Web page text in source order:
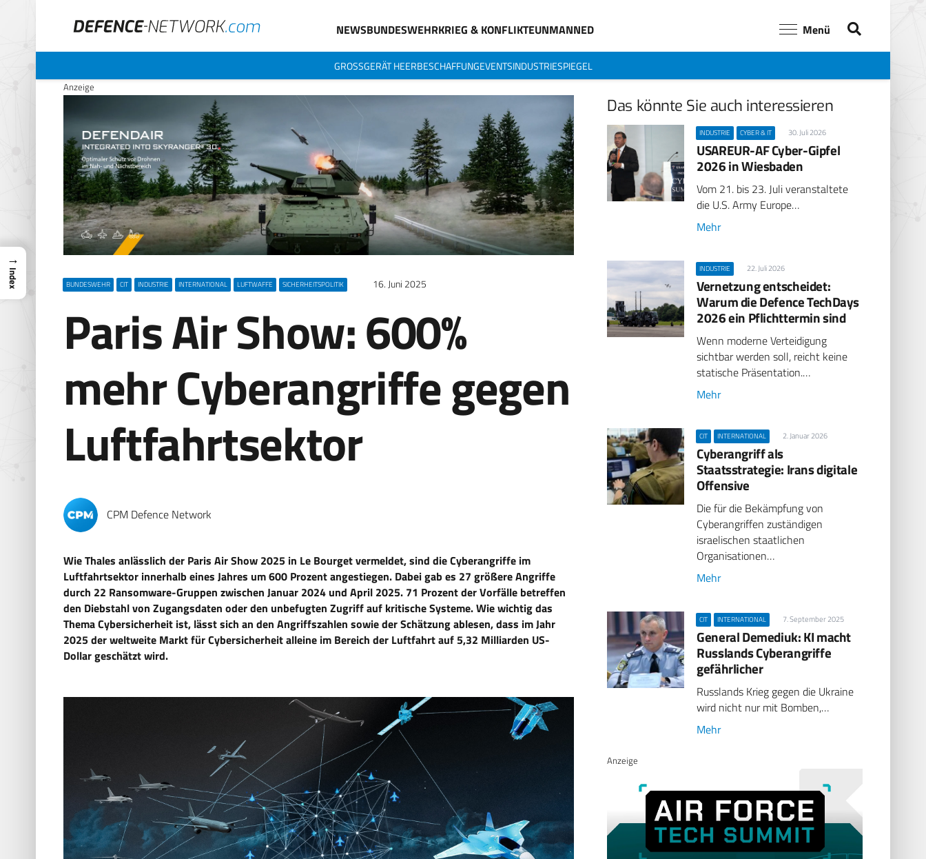
NEWSBUNDESWEHRKRIEG & KONFLIKTEUNMANNED Menü
GROSSGERÄT HEERBESCHAFFUNGEVENTSINDUSTRIESPIEGEL
Anzeige
BUNDESWEHR CIT INDUSTRIE INTERNATIONAL LUFTWAFFE SICHERHEITSPOLITIK 16. Juni 2025
Paris Air Show: 600%
mehr Cyberangriffe gegen
Luftfahrtsektor
CPM Defence Network
Wie Thales anlässlich der Paris Air Show 2025 in Le Bourget vermeldet, sind die Cyberangriffe im
Luftfahrtsektor innerhalb eines Jahres um 600 Prozent angestiegen. Dabei gab es 27 größere Angriffe
durch 22 Ransomware-Gruppen zwischen Januar 2024 und April 2025. 71 Prozent der Vorfälle betreffen
den Diebstahl von Zugangsdaten oder den unbefugten Zugriff auf kritische Systeme. Wie wichtig das
Thema Cybersicherheit ist, lässt sich an den Angriffszahlen sowie der Schätzung ablesen, dass im Jahr
2025 der weltweite Markt für Cybersicherheit alleine im Bereich der Luftfahrt auf 5,32 Milliarden US-
Dollar geschätzt wird.
Das könnte Sie auch interessieren
INDUSTRIE CYBER & IT 30. Juli 2026
USAREUR-AF Cyber-Gipfel
2026 in Wiesbaden
Vom 21. bis 23. Juli veranstaltete
die U.S. Army Europe…
Mehr
INDUSTRIE 22. Juli 2026
Vernetzung entscheidet:
Warum die Defence TechDays
2026 ein Pflichttermin sind
Wenn moderne Verteidigung
sichtbar werden soll, reicht keine
statische Präsentation.…
Mehr
CIT INTERNATIONAL 2. Januar 2026
Cyberangriff als
Staatsstrategie: Irans digitale
Offensive
Die für die Bekämpfung von
Cyberangriffen zuständigen
israelischen staatlichen
Organisationen…
Mehr
CIT INTERNATIONAL 7. September 2025
General Demediuk: KI macht
Russlands Cyberangriffe
gefährlicher
Russlands Krieg gegen die Ukraine
wird nicht nur mit Bomben,…
Mehr
Anzeige
→
Index